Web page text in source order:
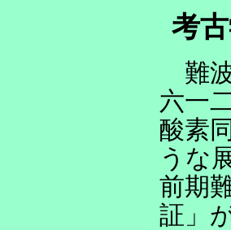
考
難
六一
酸素
うな
前期
証」